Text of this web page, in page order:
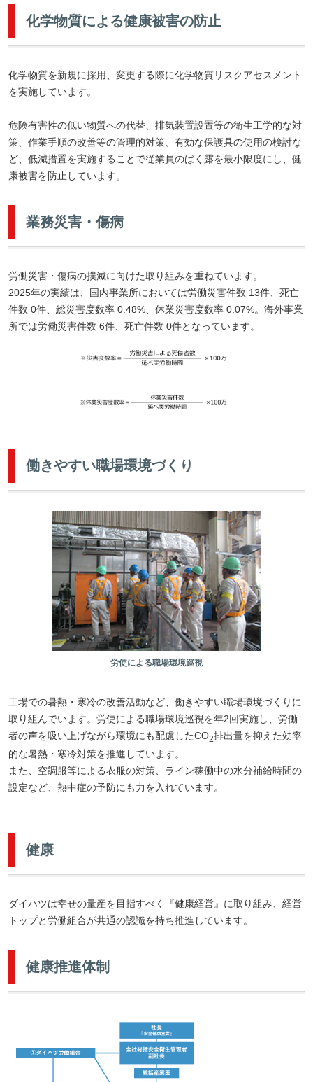
化学物質による健康被害の防止
化学物質を新規に採用、変更する際に化学物質リスクアセスメント
を実施しています。
危険有害性の低い物質への代替、排気装置設置等の衛生工学的な対
策、作業手順の改善等の管理的対策、有効な保護具の使用の検討な
ど、低減措置を実施することで従業員のばく露を最小限度にし、健
康被害を防止しています。
業務災害・傷病
労働災害・傷病の撲滅に向けた取り組みを重ねています。
2025年の実績は、国内事業所においては労働災害件数 13件、死亡
件数 0件、総災害度数率 0.48%、休業災害度数率 0.07%。海外事業
所では労働災害件数 6件、死亡件数 0件となっています。
働きやすい職場環境づくり
労使による職場環境巡視
工場での暑熱・寒冷の改善活動など、働きやすい職場環境づくりに
取り組んでいます。労使による職場環境巡視を年2回実施し、労働
者の声を吸い上げながら環境にも配慮したCO2排出量を抑えた効率
的な暑熱・寒冷対策を推進しています。
また、空調服等による衣服の対策、ライン稼働中の水分補給時間の
設定など、熱中症の予防にも力を入れています。
健康
ダイハツは幸せの量産を目指すべく『健康経営』に取り組み、経営
トップと労働組合が共通の認識を持ち推進しています。
健康推進体制